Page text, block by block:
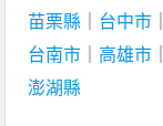
苗栗縣
台中市
台南市
高雄市
澎湖縣